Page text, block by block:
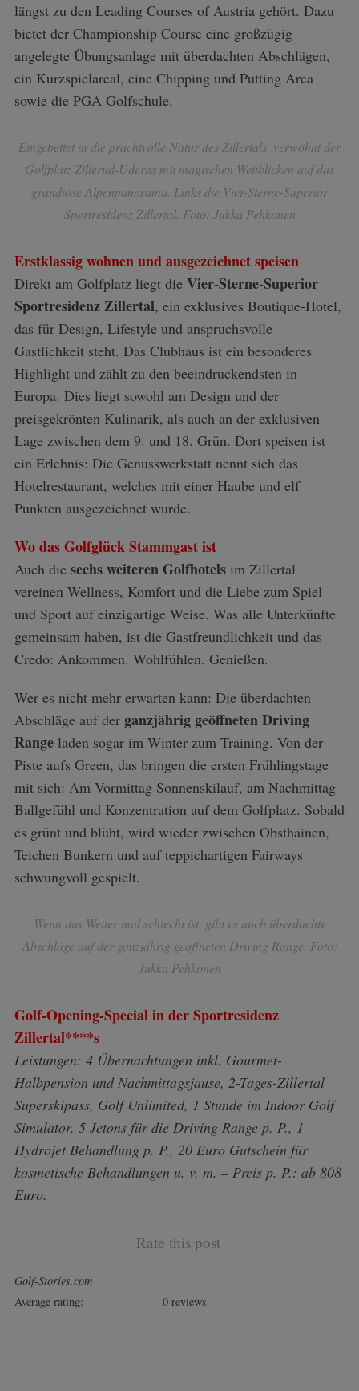
längst zu den Leading Courses of Austria gehört. Dazu
bietet der Championship Course eine großzügig
angelegte Übungsanlage mit überdachten Abschlägen,
ein Kurzspielareal, eine Chipping und Putting Area
sowie die PGA Golfschule.
Eingebettet in die prachtvolle Natur des Zillertals, verwöhnt der
Golfplatz Zillertal-Uderns mit magischen Weitblicken auf das
grandiose Alpenpanorama. Links die Vier-Sterne-Superior
Sportresidenz Zillertal. Foto: Jukka Pehkonen
Erstklassig wohnen und ausgezeichnet speisen
Direkt am Golfplatz liegt die Vier-Sterne-Superior
Sportresidenz Zillertal, ein exklusives Boutique-Hotel,
das für Design, Lifestyle und anspruchsvolle
Gastlichkeit steht. Das Clubhaus ist ein besonderes
Highlight und zählt zu den beeindruckendsten in
Europa. Dies liegt sowohl am Design und der
preisgekrönten Kulinarik, als auch an der exklusiven
Lage zwischen dem 9. und 18. Grün. Dort speisen ist
ein Erlebnis: Die Genusswerkstatt nennt sich das
Hotelrestaurant, welches mit einer Haube und elf
Punkten ausgezeichnet wurde.
Wo das Golfglück Stammgast ist
Auch die sechs weiteren Golfhotelsim Zillertal
vereinen Wellness, Komfort und die Liebe zum Spiel
und Sport auf einzigartige Weise. Was alle Unterkünfte
gemeinsam haben, ist die Gastfreundlichkeit und das
Credo: Ankommen. Wohlfühlen. Genießen.
Wer es nicht mehr erwarten kann: Die überdachten
Abschläge auf der ganzjährig geöffneten Driving
Rangeladen sogar im Winter zum Training. Von der
Piste aufs Green, das bringen die ersten Frühlingstage
mit sich: Am Vormittag Sonnenskilauf, am Nachmittag
Ballgefühl und Konzentration auf dem Golfplatz. Sobald
es grünt und blüht, wird wieder zwischen Obsthainen,
Teichen Bunkern und auf teppichartigen Fairways
schwungvoll gespielt.
Wenn das Wetter mal schlecht ist, gibt es auch überdachte
Abschläge auf der ganzjährig geöffneten Driving Range. Foto:
Jukka Pehkonen
Golf-Opening-Special in der Sportresidenz
Zillertal****s
Leistungen: 4 Übernachtungen inkl. Gourmet-
Halbpension und Nachmittagsjause, 2-Tages-Zillertal
Superskipass, Golf Unlimited, 1 Stunde im Indoor Golf
Simulator, 5 Jetons für die Driving Range p. P., 1
Hydrojet Behandlung p. P., 20 Euro Gutschein für
kosmetische Behandlungen u. v. m. – Preis p. P.: ab 808
Euro.
Rate this post
Golf-Stories.com
Average rating:
0 reviews